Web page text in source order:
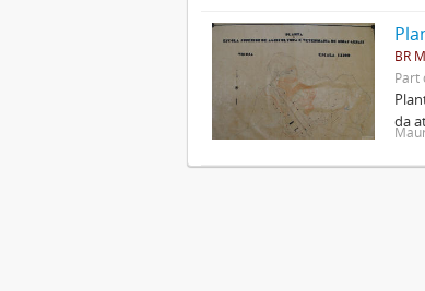
BR
Part
da